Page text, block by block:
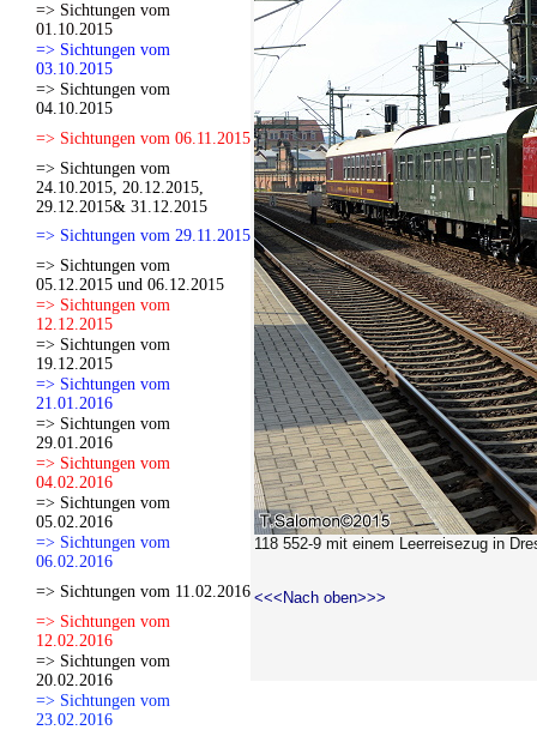
=> Sichtungen vom
01.10.2015
=> Sichtungen vom
03.10.2015
=> Sichtungen vom
04.10.2015
=> Sichtungen vom 06.11.2015
=> Sichtungen vom
24.10.2015, 20.12.2015,
29.12.2015& 31.12.2015
=> Sichtungen vom 29.11.2015
=> Sichtungen vom
05.12.2015 und 06.12.2015
=> Sichtungen vom
12.12.2015
=> Sichtungen vom
19.12.2015
=> Sichtungen vom
21.01.2016
=> Sichtungen vom
29.01.2016
=> Sichtungen vom
04.02.2016
=> Sichtungen vom
05.02.2016
=> Sichtungen vom
06.02.2016
=> Sichtungen vom 11.02.2016
=> Sichtungen vom
12.02.2016
=> Sichtungen vom
20.02.2016
=> Sichtungen vom
23.02.2016
118 552-9 mit einem Leerreisezug in
<<<Nach oben>>>